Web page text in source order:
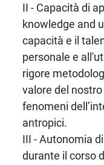
II - Capacità di
knowledge and
capacità e il
personale e
rigore
valore del
fenomeni
antropici.
III - Autonomia
durante il corso